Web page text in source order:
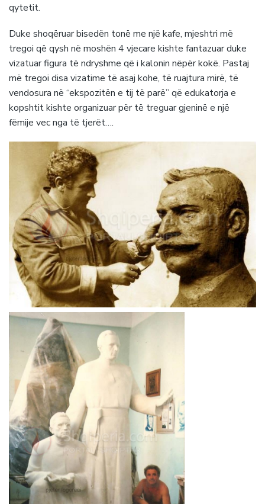
qytetit.
Duke shoqëruar bisedën tonë me një kafe, mjeshtri më
tregoi që qysh në moshën 4 vjecare kishte fantazuar duke
vizatuar figura të ndryshme që i kalonin nëpër kokë. Pastaj
më tregoi disa vizatime të asaj kohe, të ruajtura mirë, të
vendosura në “ekspozitën e tij të parë” që edukatorja e
kopshtit kishte organizuar për të treguar gjeninë e një
fëmije vec nga të tjerët….